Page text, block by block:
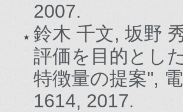
2007.
鈴木 千文, 坂野
評価を目的とし
特徴量の提案",
1614, 2017.